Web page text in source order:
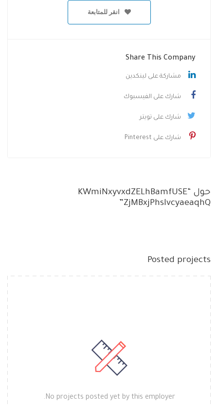
انقر للمتابعة
Share This Company
مشاركة على لينكدين
شارك على الفيسبوك
شارك على تويتر
شارك على Pinterest
حول “KWmiNxyvxdZELhBamfUSE
ZjMBxjPhslvcyaeaqhQ”
Posted projects
No projects posted yet by this employer.